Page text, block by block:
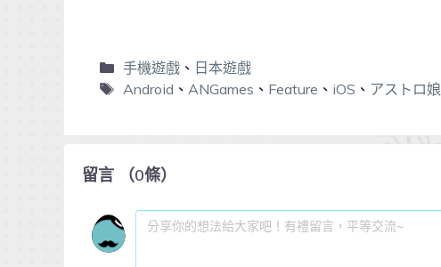
手機遊戲、 日本遊戲
Android 、 ANGames 、 Feature 、 iOS 、 アストロ娘
留言 （0條）